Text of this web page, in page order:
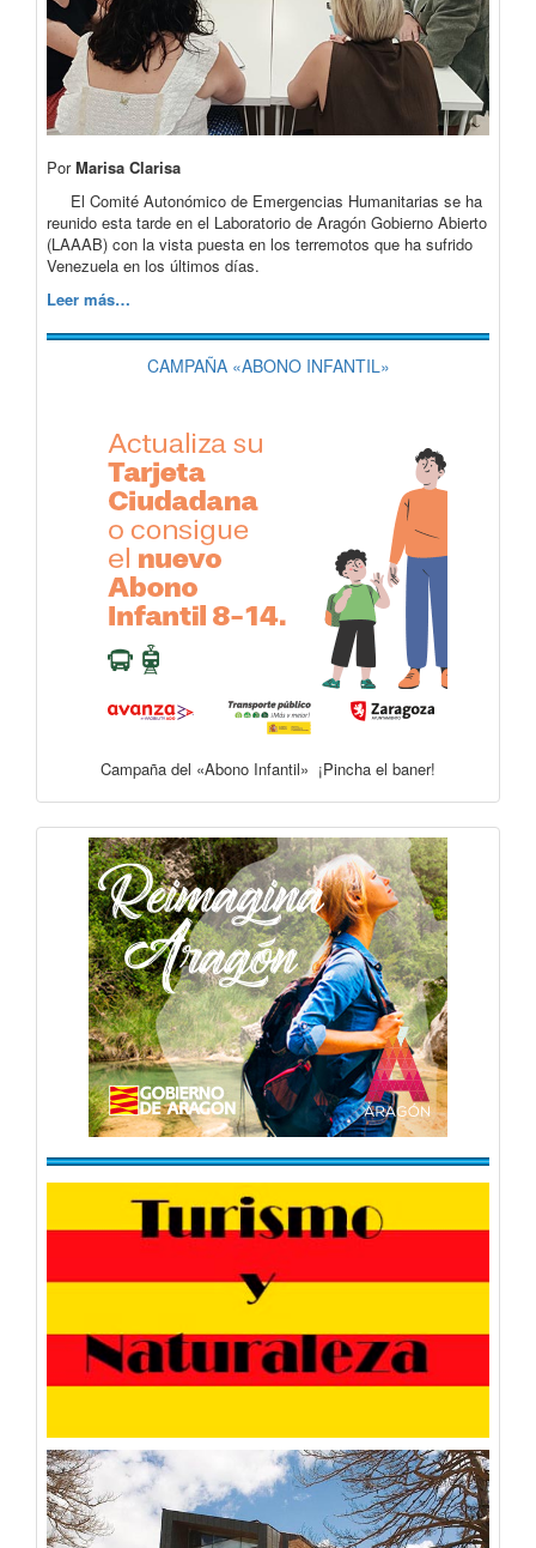
PorMarisa Clarisa
El Comité Autonómico de Emergencias Humanitarias se ha
reunido esta tarde en el Laboratorio de Aragón Gobierno Abierto
(LAAAB) con la vista puesta en los terremotos que ha sufrido
Venezuela en los últimos días.
Leer más…
CAMPAÑA «ABONO INFANTIL»
Campaña del «Abono Infantil» ¡Pincha el baner!